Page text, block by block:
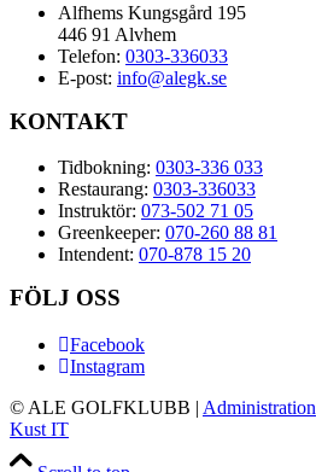
Alfhems Kungsgård 195
446 91 Alvhem
Telefon: 0303-336033
E-post: info@alegk.se
KONTAKT
Tidbokning: 0303-336 033
Restaurang: 0303-336033
Instruktör: 073-502 71 05
Greenkeeper: 070-260 88 81
Intendent: 070-878 15 20
FÖLJ OSS
Facebook
Instagram
© ALE GOLFKLUBB | Administration
Kust IT